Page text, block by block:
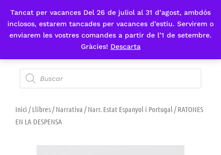
Tancat per vacances Del 26 de juliol al 31 d’agost, ambdós
inclosos, estarem tancades per vacances d’estiu. Servirem o
enviarem les vostres comandes a partir de l’1 de setembre.
Gràcies! Descarta
Fes-te'n sòcia
Inici /Llibres/Narrativa /Narr. Estat Espanyol i Portugal / RATONES
EN LA DESPENSA